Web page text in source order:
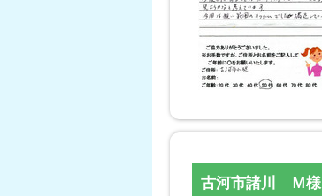
古河市諸川 Ｍ様